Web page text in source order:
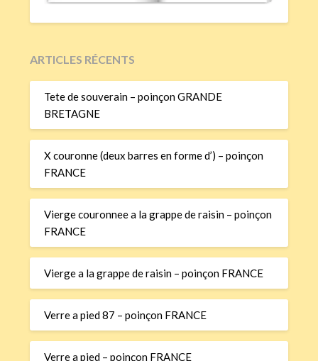
ARTICLES RÉCENTS
Tete de souverain – poinçon GRANDE
BRETAGNE
X couronne (deux barres en forme d’) – poinçon
FRANCE
Vierge couronnee a la grappe de raisin – poinçon
FRANCE
Vierge a la grappe de raisin – poinçon FRANCE
Verre a pied 87 – poinçon FRANCE
Verre a pied – poinçon FRANCE